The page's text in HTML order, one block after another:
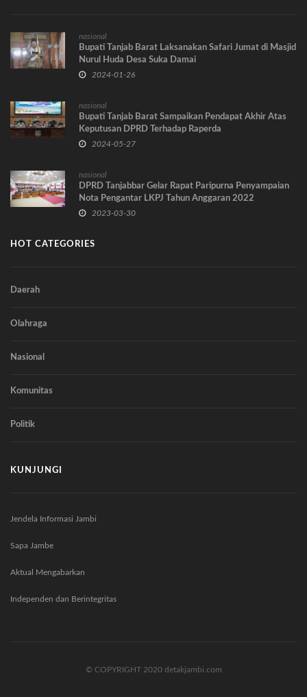
nasional
Bupati Tanjab Barat Laksanakan Safari Jumat di Masjid
Nurul Huda Desa Suka Damai
2024-01-26
nasional
Bupati Tanjab Barat Sampaikan Pendapat Akhir Atas
Keputusan DPRD Terhadap Raperda
Pertanggungjawaban APBD TA 2023
2024-05-27
nasional
DPRD Tanjabbar Gelar Rapat Paripurna Penyampaian
Nota Pengantar LKPJ Tahun Anggaran 2022
2023-03-30
HOT CATEGORIES
Daerah
Olahraga
Nasional
Komunitas
Politik
KUNJUNGI
Jendela Informasi Jambi
Sapa Jambe
Aktual Mengabarkan
Independen dan Berintegritas
© COPYRIGHT 2020 detakjambi.com